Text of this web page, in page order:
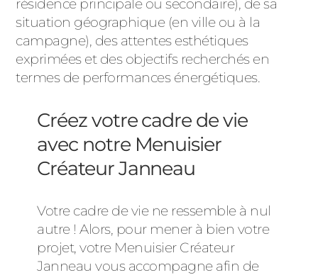
résidence principale ou secondaire), de sa
situation géographique (en ville ou à la
campagne), des attentes esthétiques
exprimées et des objectifs recherchés en
termes de performances énergétiques.
Créez votre cadre de vie
avec notre Menuisier
Créateur Janneau
Votre cadre de vie ne ressemble à nul
autre ! Alors, pour mener à bien votre
projet, votre Menuisier Créateur
Janneau vous accompagne afin de